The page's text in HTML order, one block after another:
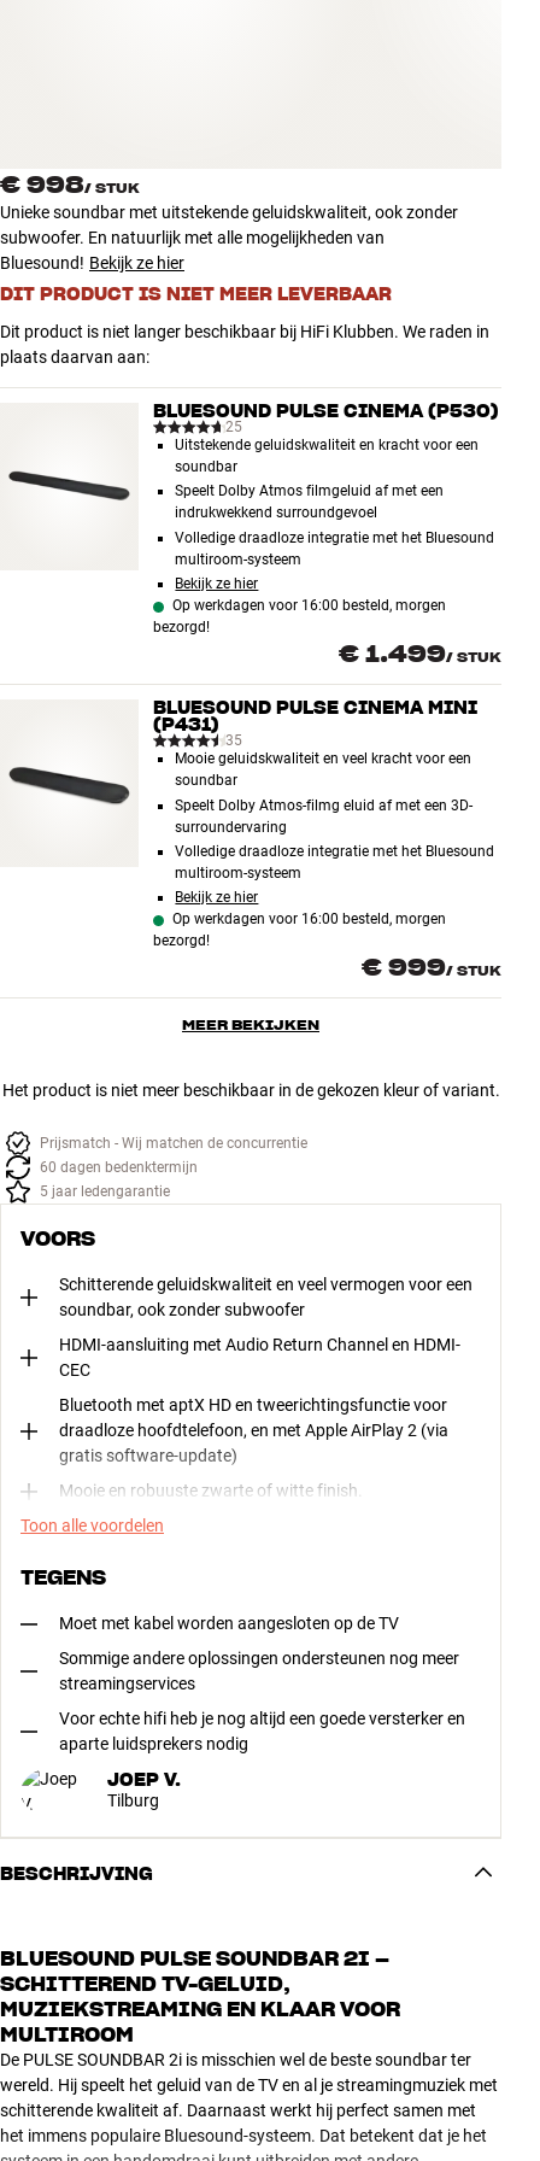
NIEUW
AANBIEDINGEN
Winkels
Klantenservice
€ 998/ STUK
Unieke soundbar met uitstekende geluidskwaliteit, ook zonder
subwoofer. En natuurlijk met alle mogelijkheden van
Bluesound! Bekijk ze hier
DIT PRODUCT IS NIET MEER LEVERBAAR
Dit product is niet langer beschikbaar bij HiFi Klubben. We raden in
plaats daarvan aan:
BLUESOUND PULSE CINEMA (P530)
25
Uitstekende geluidskwaliteit en kracht voor een
soundbar
Speelt Dolby Atmos filmgeluid af met een
indrukwekkend surroundgevoel
Volledige draadloze integratie met het Bluesound
multiroom-systeem
Bekijk ze hier
Op werkdagen voor 16:00 besteld, morgen
bezorgd!
€ 1.499/ STUK
BLUESOUND PULSE CINEMA MINI
(P431)
35
Mooie geluidskwaliteit en veel kracht voor een
soundbar
Speelt Dolby Atmos-filmg eluid af met een 3D-
surroundervaring
Volledige draadloze integratie met het Bluesound
multiroom-systeem
Bekijk ze hier
Op werkdagen voor 16:00 besteld, morgen
bezorgd!
€ 999/ STUK
MEER BEKIJKEN
Het product is niet meer beschikbaar in de gekozen kleur of variant.
Prijsmatch - Wij matchen de concurrentie
60 dagen bedenktermijn
5 jaar ledengarantie
VOORS
Schitterende geluidskwaliteit en veel vermogen voor een
soundbar, ook zonder subwoofer
HDMI-aansluiting met Audio Return Channel en HDMI-
CEC
Bluetooth met aptX HD en tweerichtingsfunctie voor
draadloze hoofdtelefoon, en met Apple AirPlay 2 (via
gratis software-update)
Mooie en robuuste zwarte of witte finish.
Toon alle voordelen
TEGENS
Moet met kabel worden aangesloten op de TV
Sommige andere oplossingen ondersteunen nog meer
streamingservices
Voor echte hifi heb je nog altijd een goede versterker en
aparte luidsprekers nodig
JOEP V.
Tilburg
BESCHRIJVING
BLUESOUND PULSE SOUNDBAR 2I –
SCHITTEREND TV-GELUID,
MUZIEKSTREAMING EN KLAAR VOOR
MULTIROOM
De PULSE SOUNDBAR 2i is misschien wel de beste soundbar ter
wereld. Hij speelt het geluid van de TV en al je streamingmuziek met
schitterende kwaliteit af. Daarnaast werkt hij perfect samen met
het immens populaire Bluesound-systeem. Dat betekent dat je het